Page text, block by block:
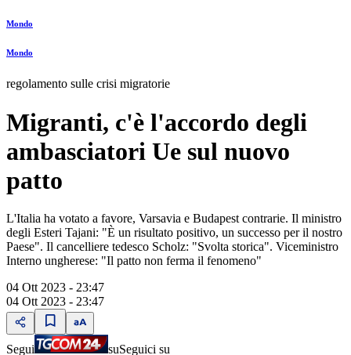
Mondo
Mondo
regolamento sulle crisi migratorie
Migranti, c'è l'accordo degli
ambasciatori Ue sul nuovo
patto
L'Italia ha votato a favore, Varsavia e Budapest contrarie. Il ministro
degli Esteri Tajani: "È un risultato positivo, un successo per il nostro
Paese". Il cancelliere tedesco Scholz: "Svolta storica". Viceministro
Interno ungherese: "Il patto non ferma il fenomeno"
04 Ott 2023 - 23:47
04 Ott 2023 - 23:47
Segui suSeguici su